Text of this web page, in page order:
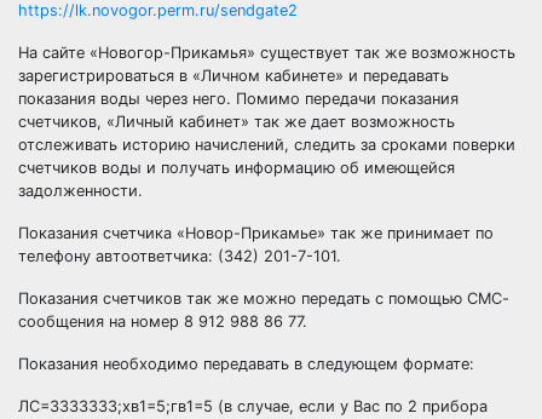
https://lk.novogor.perm.ru/sendgate2
На сайте «Новогор-Прикамья» существует так же возможность
зарегистрироваться в «Личном кабинете» и передавать
показания воды через него. Помимо передачи показания
счетчиков, «Личный кабинет» так же дает возможность
отслеживать историю начислений, следить за сроками поверки
счетчиков воды и получать информацию об имеющейся
задолженности.
Показания счетчика «Новор-Прикамье» так же принимает по
телефону автоответчика: (342) 201-7-101.
Показания счетчиков так же можно передать с помощью СМС-
сообщения на номер 8 912 988 86 77.
Показания необходимо передавать в следующем формате:
ЛС=3333333;хв1=5;гв1=5 (в случае, если у Вас по 2 прибора